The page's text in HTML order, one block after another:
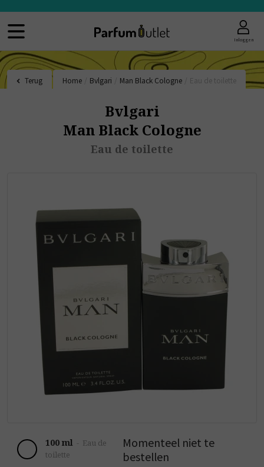
Inloggen
Terug Home Bvlgari Man Black Cologne
Bvlgari
Man Black Cologne
Eau de toilette
100 ml - Eau de
toilette
Momenteel niet te
bestellen